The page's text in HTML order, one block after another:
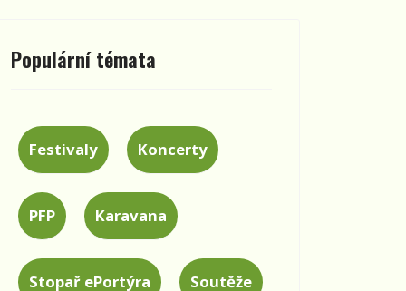
Populární témata
Festivaly Koncerty
PFP Karavana
Stopař ePortýra Soutěže